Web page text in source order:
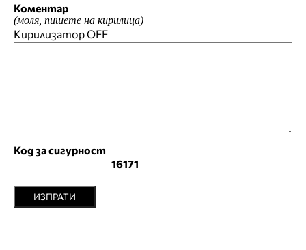
Коментар
(моля, пишете на кирилица)
КирилизаторOFF
Код за сигурност
16171
ИЗПРАТИ